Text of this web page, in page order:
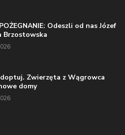
Odeszli od nas Józef
Brzostowska
Zwierzęta z Wągrowca
domy